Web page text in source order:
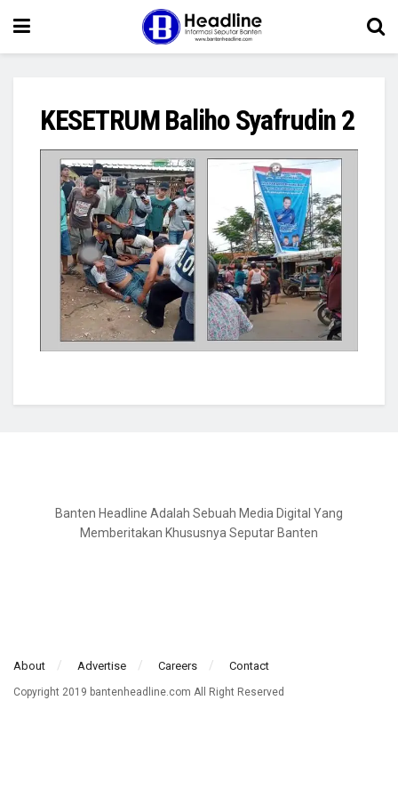
KESETRUM Baliho Syafrudin 2
Banten Headline Adalah Sebuah Media Digital Yang
Memberitakan Khususnya Seputar Banten
About Advertise Careers Contact
Copyright 2019 bantenheadline.com All Right Reserved